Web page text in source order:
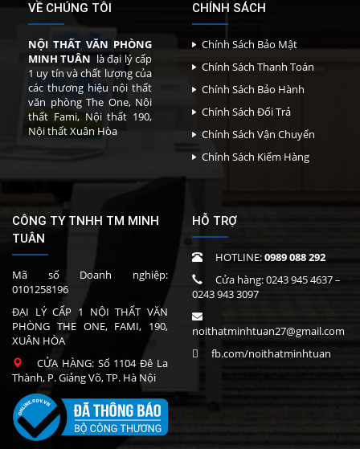
VỀ CHÚNG TÔI
NỘI THẤT VĂN PHÒNG
MINH TUÂN là đại lý cấp
1 uy tín và chất lượng của
các thương hiệu nội thất
văn phòng The One, Nội
thất Fami, Nội thất 190,
Nội thất Xuân Hòa
CHÍNH SÁCH
Chính Sách Bảo Mật
Chính Sách Thanh Toán
Chính Sách Bảo Hành
Chính Sách Đổi Trả
Chính Sách Vận Chuyển
Chính Sách Kiểm Hàng
CÔNG TY TNHH TM MINH
TUÂN
Mã số Doanh nghiệp:
0101258196
ĐẠI LÝ CẤP 1 NỘI THẤT VĂN
PHÒNG THE ONE, FAMI, 190,
XUÂN HÒA
CỬA HÀNG: Số 1104 Đê La
Thành, P. Giảng Võ, TP. Hà Nội
HỖ TRỢ
HOTLINE:0989 088 292
Cửa hàng:0243 945 4637–
0243 943 3097
noithatminhtuan27@gmail.com
fb.com/noithatminhtuan